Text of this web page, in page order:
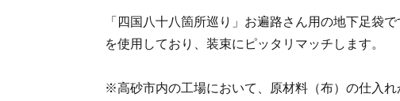
「四国八十八箇所巡り」お遍路さん用の地下足袋
を使用しており、装束にピッタリマッチします。
※高砂市内の工場において、原材料（布）の仕入れ